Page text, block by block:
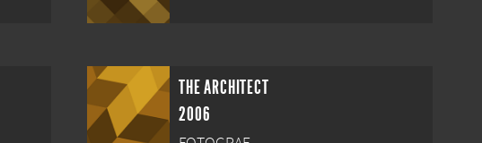
THE ARCHITECT
2006